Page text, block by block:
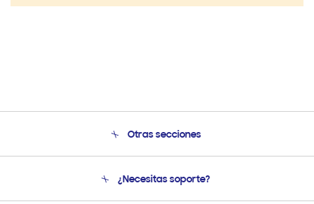
Otras secciones
Soporte
¿Necesitas soporte?